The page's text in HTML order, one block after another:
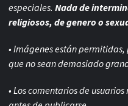
especiales. Nada de
religiosos, de genero o
• Imágenes están permitidas,
que no sean demasiado
• Los comentarios de